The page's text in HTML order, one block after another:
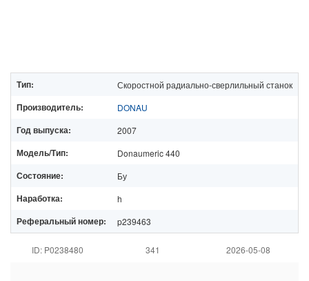
Тип: Скоростной радиально-сверлильный станок
Производитель: DONAU
Год выпуска: 2007
Модель/Тип: Donaumeric 440
Состояние: Бу
Наработка: h
Реферальный номер: p239463
ID: P0238480 341 2026-05-08